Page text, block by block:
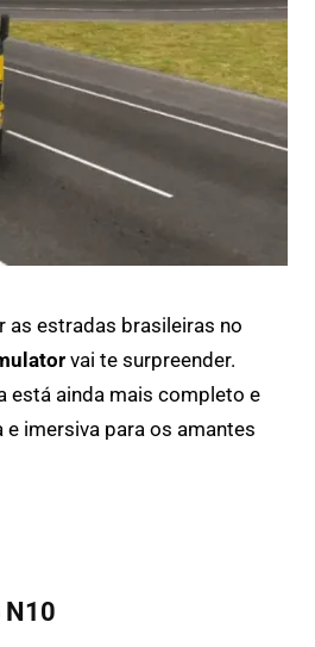
as estradas brasileiras no
vai te surpreender.
está ainda mais completo e
imersiva para os amantes
N10